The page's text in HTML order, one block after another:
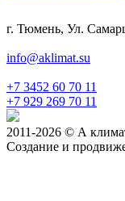
г. Тюмень, Ул.
info@aklimat.su
+7 3452 60 70 11
+7 929 269 70 11
2011-2026 © А
Создание и